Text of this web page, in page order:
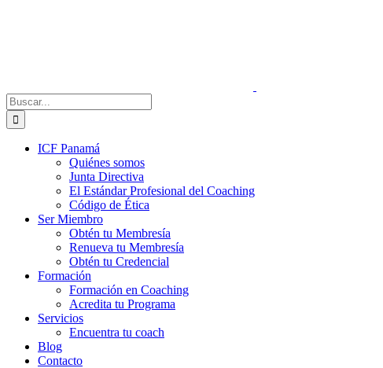
Buscar:
ICF Panamá
Quiénes somos
Junta Directiva
El Estándar Profesional del Coaching
Código de Ética
Ser Miembro
Obtén tu Membresía
Renueva tu Membresía
Obtén tu Credencial
Formación
Formación en Coaching
Acredita tu Programa
Servicios
Encuentra tu coach
Blog
Contacto